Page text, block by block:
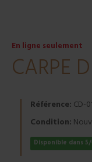
En ligne seulement
CARPE
Référence: CD-
Condition:
Disponible dans